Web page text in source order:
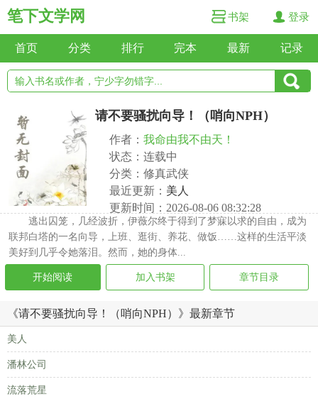
笔下文学网 书架 登录
首页 分类 排行 完本 最新 记录
请不要骚扰向导！（哨向NPH）
作者： 我命由我不由天！
状态：连载中
分类：修真武侠
最近更新： 美人
更新时间：2026-08-06 08:32:28
逃出囚笼，几经波折，伊薇尔终于得到了梦寐以求的自由，成为
联邦白塔的一名向导，上班、逛街、养花、做饭……这样的生活平淡
美好到几乎令她落泪。然而，她的身体...
开始阅读 加入书架 章节目录
《请不要骚扰向导！（哨向NPH）》最新章节
美人
潘林公司
流落荒星